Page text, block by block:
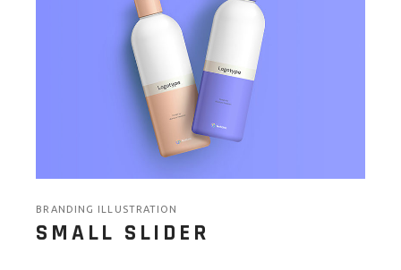
BRANDING ILLUSTRATION
SMALL SLIDER